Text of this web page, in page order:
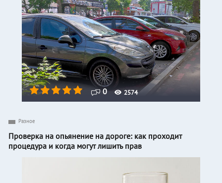
0 2574
Разное
Проверка на опьянение на дороге: как проходит
процедура и когда могут лишить прав